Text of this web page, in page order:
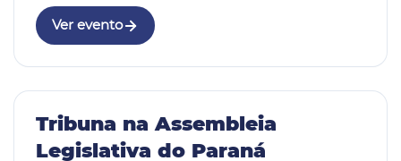
carregamos. E realmente de fato, nem todos
querem ouvir, ou melhor não querem ser
Ver evento
28 Mar 2026
11 fotos
Tribuna na Assembleia
Legislativa do Paraná